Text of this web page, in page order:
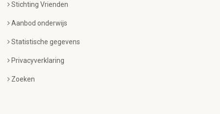
Stichting Vrienden
Aanbod onderwijs
Statistische gegevens
Privacyverklaring
Zoeken